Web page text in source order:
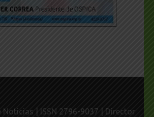
| ISSN 2796-9037 | Director